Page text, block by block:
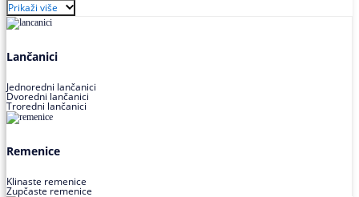
Prikaži više
Lančanici
Jednoredni lančanici
Dvoredni lančanici
Troredni lančanici
Remenice
Klinaste remenice
Zupčaste remenice